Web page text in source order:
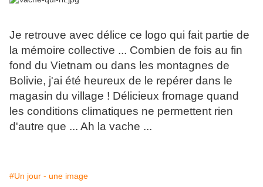
Je retrouve avec délice ce logo qui fait partie de
la mémoire collective ... Combien de fois au fin
fond du Vietnam ou dans les montagnes de
Bolivie, j'ai été heureux de le repérer dans le
magasin du village ! Délicieux fromage quand
les conditions climatiques ne permettent rien
d'autre que ... Ah la vache ...
#Un jour - une image